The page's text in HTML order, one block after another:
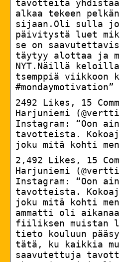
tavotteita
alkaa tekeen
sijaan.Oli sulla
päivitystä luet
se on
täytyy alottaa ja
NYT.Näillä keloilla
tsemppiä viikkoon
#mondaymotivation”
2492 Likes, 15
Harjuniemi
Instagram: “Oon
tavotteista.
joku mitä kohti
2,492 Likes, 15
Harjuniemi
Instagram: “Oon
tavotteista.
joku mitä kohti
ammatti oli
fiiliksen muistan
tieto kouluun
tätä, ku kaikkia
saavutettuja